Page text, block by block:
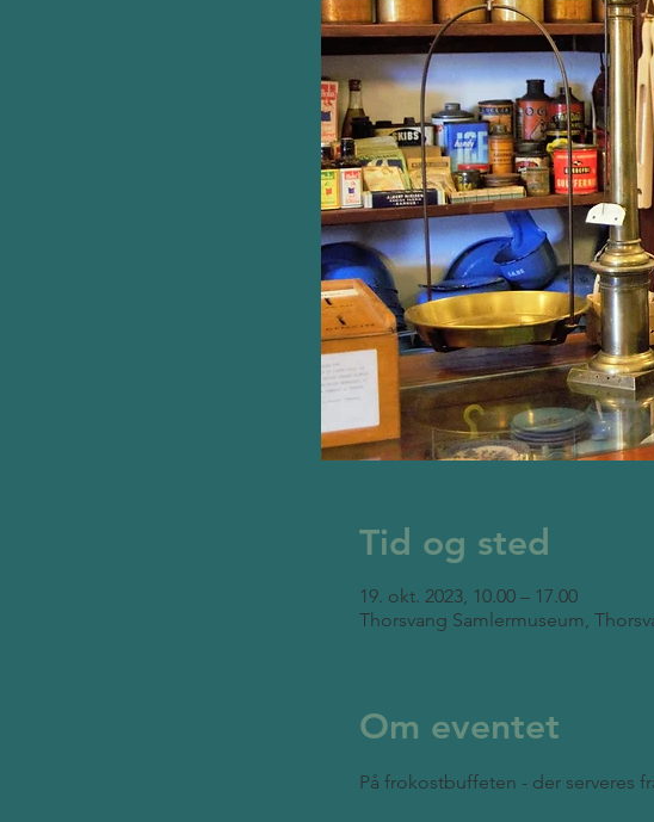
Tid og sted
19. okt. 2023, 10.00 – 17.00
Thorsvang Samlermuseum,
Om eventet
På frokostbuffeten - der serveres